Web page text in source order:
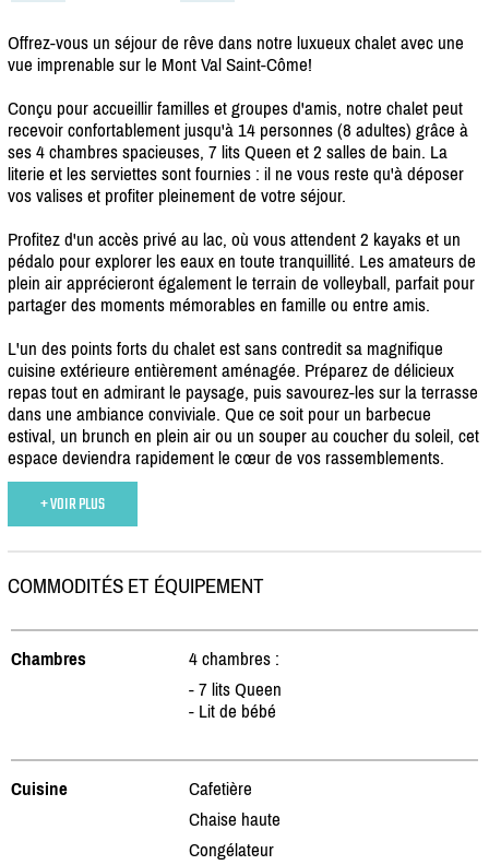
Offrez-vous un séjour de rêve dans notre luxueux chalet avec une
vue imprenable sur le Mont Val Saint-Côme!
Conçu pour accueillir familles et groupes d'amis, notre chalet peut
recevoir confortablement jusqu'à 14 personnes (8 adultes) grâce à
ses 4 chambres spacieuses, 7 lits Queen et 2 salles de bain. La
literie et les serviettes sont fournies : il ne vous reste qu'à déposer
vos valises et profiter pleinement de votre séjour.
Profitez d'un accès privé au lac, où vous attendent 2 kayaks et un
pédalo pour explorer les eaux en toute tranquillité. Les amateurs de
plein air apprécieront également le terrain de volleyball, parfait pour
partager des moments mémorables en famille ou entre amis.
L'un des points forts du chalet est sans contredit sa magnifique
cuisine extérieure entièrement aménagée. Préparez de délicieux
repas tout en admirant le paysage, puis savourez-les sur la terrasse
dans une ambiance conviviale. Que ce soit pour un barbecue
estival, un brunch en plein air ou un souper au coucher du soleil, cet
espace deviendra rapidement le cœur de vos rassemblements.
+ VOIR PLUS
COMMODITÉS ET ÉQUIPEMENT
Chambres
4 chambres :
- 7 lits Queen
- Lit de bébé
Cuisine
Cafetière
Chaise haute
Congélateur